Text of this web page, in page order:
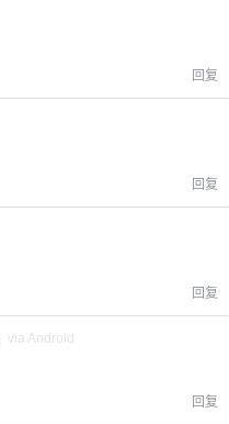
回复
回复
回复
via Android
回复